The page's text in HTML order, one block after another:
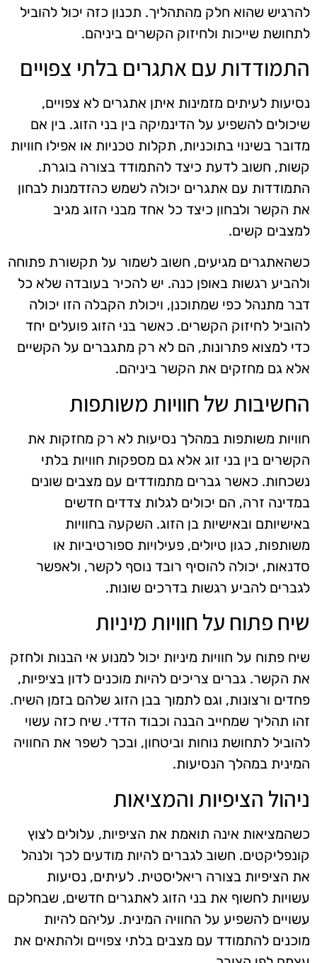
להרגיש שהוא חלק מהתהליך. תכנון כזה יכול להוביל
לתחושת שייכות ולחיזוק הקשרים ביניהם.
התמודדות עם אתגרים בלתי צפויים
נסיעות לעיתים מזמינות איתן אתגרים לא צפויים,
שיכולים להשפיע על הדינמיקה בין בני הזוג. בין אם
מדובר בשינוי בתוכניות, תקלות טכניות או אפילו חוויות
קשות, חשוב לדעת כיצד להתמודד בצורה בוגרת.
התמודדות עם אתגרים יכולה לשמש כהזדמנות לבחון
את הקשר ולבחון כיצד כל אחד מבני הזוג מגיב
למצבים קשים.
כשהאתגרים מגיעים, חשוב לשמור על תקשורת פתוחה
ולהביע רגשות באופן כנה. יש להכיר בעובדה שלא כל
דבר מתנהל כפי שמתוכנן, ויכולת הקבלה הזו יכולה
להוביל לחיזוק הקשרים. כאשר בני הזוג פועלים יחד
כדי למצוא פתרונות, הם לא רק מתגברים על הקשיים
אלא גם מחזקים את הקשר ביניהם.
החשיבות של חוויות משותפות
חוויות משותפות במהלך נסיעות לא רק מחזקות את
הקשרים בין בני זוג אלא גם מספקות חוויות בלתי
נשכחות. כאשר גברים מתמודדים עם מצבים שונים
במדינה זרה, הם יכולים לגלות צדדים חדשים
באישיותם ובאישיות בן הזוג. השקעה בחוויות
משותפות, כגון טיולים, פעילויות ספורטיביות או
סדנאות, יכולה להוסיף רובד נוסף לקשר, ולאפשר
לגברים להביע רגשות בדרכים שונות.
שיח פתוח על חוויות מיניות
שיח פתוח על חוויות מיניות יכול למנוע אי הבנות ולחזק
את הקשר. גברים צריכים להיות מוכנים לדון בציפיות,
פחדים ורצונות, וגם לתמוך בבן הזוג שלהם בזמן השיח.
זהו תהליך שמחייב הבנה וכבוד הדדי. שיח כזה עשוי
להוביל לתחושת נוחות וביטחון, ובכך לשפר את החוויה
המינית במהלך הנסיעות.
ניהול הציפיות והמציאות
כשהמציאות אינה תואמת את הציפיות, עלולים לצוץ
קונפליקטים. חשוב לגברים להיות מודעים לכך ולנהל
את הציפיות בצורה ריאליסטית. לעיתים, נסיעות
עשויות לחשוף את בני הזוג לאתגרים חדשים, שבחלקם
עשויים להשפיע על החוויה המינית. עליהם להיות
מוכנים להתמודד עם מצבים בלתי צפויים ולהתאים את